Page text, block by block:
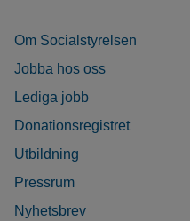
Om Socialstyrelsen
Jobba hos oss
Lediga jobb
Donationsregistret
Utbildning
Pressrum
Nyhetsbrev